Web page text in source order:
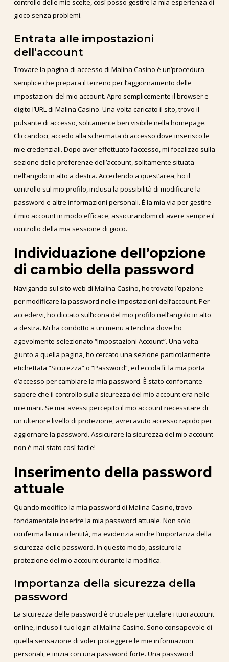
controllo delle mie scelte, così posso gestire la mia esperienza di
gioco senza problemi.
Entrata alle impostazioni
dell’account
Trovare la pagina di accesso di Malina Casino è un’procedura
semplice che prepara il terreno per l’aggiornamento delle
impostazioni del mio account. Apro semplicemente il browser e
digito l’URL di Malina Casino. Una volta caricato il sito, trovo il
pulsante di accesso, solitamente ben visibile nella homepage.
Cliccandoci, accedo alla schermata di accesso dove inserisco le
mie credenziali. Dopo aver effettuato l’accesso, mi focalizzo sulla
sezione delle preferenze dell’account, solitamente situata
nell’angolo in alto a destra. Accedendo a quest’area, ho il
controllo sul mio profilo, inclusa la possibilità di modificare la
password e altre informazioni personali. È la mia via per gestire
il mio account in modo efficace, assicurandomi di avere sempre il
controllo della mia sessione di gioco.
Individuazione dell’opzione
di cambio della password
Navigando sul sito web di Malina Casino, ho trovato l’opzione
per modificare la password nelle impostazioni dell’account. Per
accedervi, ho cliccato sull’icona del mio profilo nell’angolo in alto
a destra. Mi ha condotto a un menu a tendina dove ho
agevolmente selezionato “Impostazioni Account”. Una volta
giunto a quella pagina, ho cercato una sezione particolarmente
etichettata “Sicurezza” o “Password”, ed eccola lì: la mia porta
d’accesso per cambiare la mia password. È stato confortante
sapere che il controllo sulla sicurezza del mio account era nelle
mie mani. Se mai avessi percepito il mio account necessitare di
un ulteriore livello di protezione, avrei avuto accesso rapido per
aggiornare la password. Assicurare la sicurezza del mio account
non è mai stato così facile!
Inserimento della password
attuale
Quando modifico la mia password di Malina Casino, trovo
fondamentale inserire la mia password attuale. Non solo
conferma la mia identità, ma evidenzia anche l’importanza della
sicurezza delle password. In questo modo, assicuro la
protezione del mio account durante la modifica.
Importanza della sicurezza della
password
La sicurezza delle password è cruciale per tutelare i tuoi account
online, incluso il tuo login al Malina Casino. Sono consapevole di
quella sensazione di voler proteggere le mie informazioni
personali, e inizia con una password forte. Una password